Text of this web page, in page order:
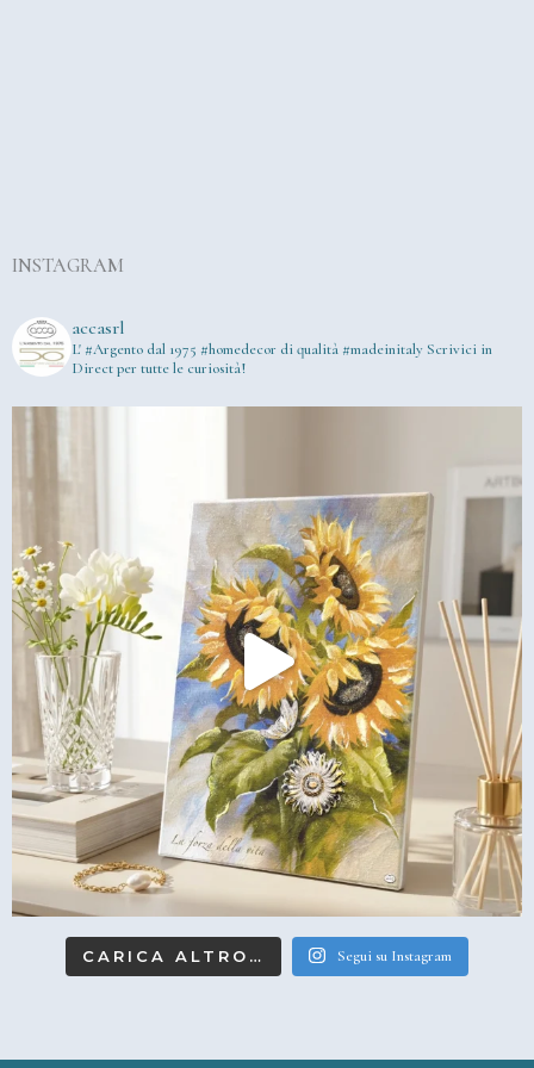
INSTAGRAM
accasrl
L' #Argento dal 1975 #homedecor di qualità #madeinitaly Scrivici in
Direct per tutte le curiosità!
CARICA ALTRO… Segui su Instagram